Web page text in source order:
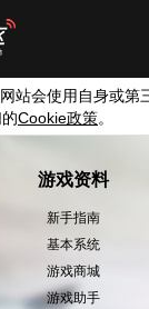
站会使用自身或第
Cookie政策。
游戏资料
新手指南
基本系统
游戏商城
游戏助手